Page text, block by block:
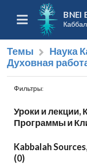
BNEI
Темы
Наука
Духовная
Фильтры:
Уроки и лекции,
Программы и
Kabbalah
(0)